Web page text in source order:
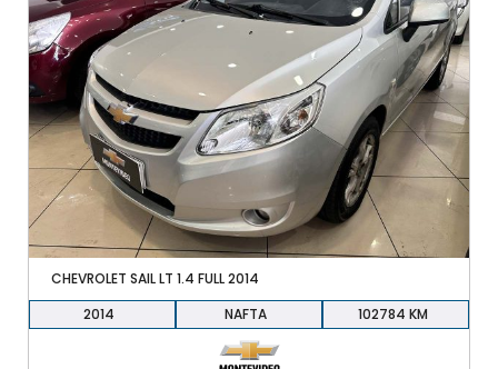
VENDÉ
+598 91 372 694
CHEVROLET SAIL LT 1.4 FULL 2014
2014
NAFTA 102784